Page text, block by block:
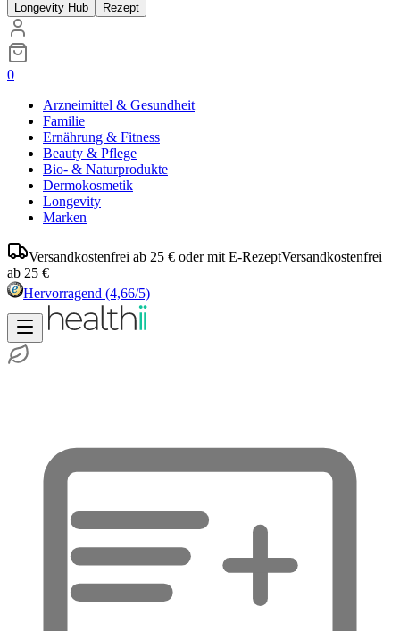
Longevity Hub Rezept
0
Arzneimittel & Gesundheit
Familie
Ernährung & Fitness
Beauty & Pflege
Bio- & Naturprodukte
Dermokosmetik
Longevity
Marken
Versandkostenfrei ab 25 € oder mit E-RezeptVersandkostenfrei
ab 25 €
Hervorragend (4,66/5)